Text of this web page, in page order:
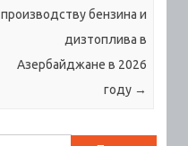
производству бензина и
дизтоплива в
Азербайджане в 2026
году →